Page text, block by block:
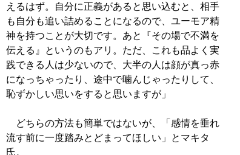
えるはず。自分に正義があると思い込むと、相手
も自分も追い詰めることになるので、ユーモア精
神を持つことが大切です。あと『その場で不満を
伝える』というのもアリ。ただ、これも品よく実
践できる人は少ないので、大半の人は顔が真っ赤
になっちゃったり、途中で噛んじゃったりして、
恥ずかしい思いをすると思いますが」
どちらの方法も簡単ではないが、「感情を垂れ
流す前に一度踏みとどまってほしい」とマキタ
氏。